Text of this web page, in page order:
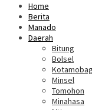
Home
Berita
Manado
Daerah
Bitung
Bolsel
Minsel
Tomohon
Minahasa